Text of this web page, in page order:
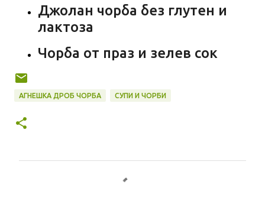
Джолан чорба без глутен и
лактоза
Чорба от праз и зелев сок
АГНЕШКА ДРОБ ЧОРБА СУПИ И ЧОРБИ